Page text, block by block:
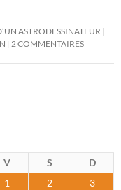
ASTRODESSINATEUR
2 COMMENTAIRES
V S
D
1
2
3